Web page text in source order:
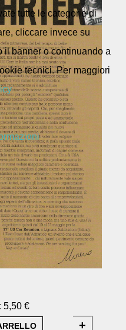
5,50 €
tutte le categorie di
cliccare invece su
il banner o continuando a
tecnici. Per maggiori